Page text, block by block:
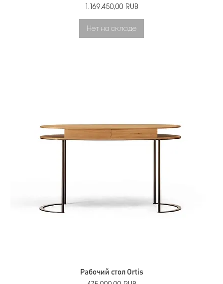
Цена
1.169.450,00 RUB
Нет на складе
Рабочий стол Ortis